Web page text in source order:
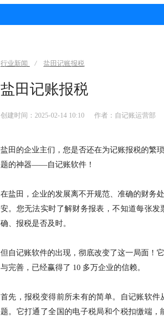
行业新闻 / 盐田记账报税
盐田记账报税
创建时间：2025-02-14 10:10 作者：自记账运营部
盐田的企业主们，您是否还在为记账报税的繁
题的神器——自记账软件！
在盐田，企业的发展离不开规范、准确的财务
安。您无法实时了解财务报表，不知道每张
确、报税是否及时。
但自记账软件的出现，彻底改变了这一局面！
与完善，已经赢得了 10 多万企业的信赖。
首先，报税变得前所未有的简单。自记账软
题。它打通了全国的电子税局和个税扣缴端